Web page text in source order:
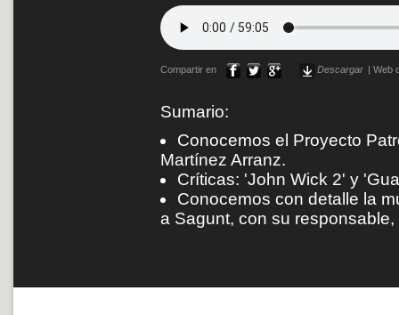
Compartir en Descargar Web
Sumario:
Conocemos el Proyecto
Martínez Arranz.
Críticas: 'John Wick 2' y
Conocemos con detalle la
a Sagunt, con su